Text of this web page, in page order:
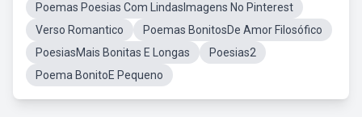
Poemas Poesias Com LindasImagens No Pinterest
Verso Romantico
Poemas BonitosDe Amor Filosófico
PoesiasMais Bonitas E Longas
Poesias2
Poema BonitoE Pequeno